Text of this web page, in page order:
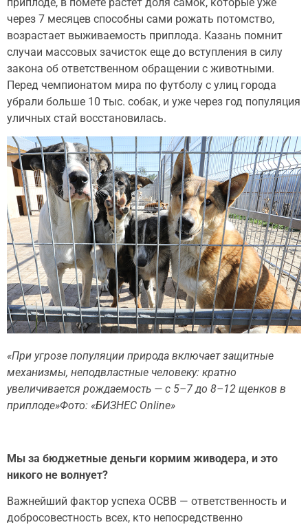
через 7 месяцев способны сами рожать потомство,
возрастает выживаемость приплода. Казань помнит
случаи массовых зачисток еще до вступления в силу
закона об ответственном обращении с животными.
Перед чемпионатом мира по футболу с улиц города
убрали больше 10 тыс. собак, и уже через год популяция
уличных стай восстановилась.
«При угрозе популяции природа включает защитные
механизмы, неподвластные человеку: кратно
увеличивается рождаемость — с 5–7 до 8–12 щенков в
приплоде»Фото: «БИЗНЕС Online»
Мы за бюджетные деньги кормим живодера, и это
никого не волнует?
Важнейший фактор успеха ОСВВ — ответственность и
добросовестность всех, кто непосредственно